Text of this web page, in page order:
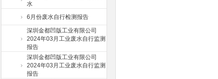
水
6月份废水自行检测报告
深圳金都凹版工业有限公司
2024年03月工业废水自行监测
报告
深圳金都凹版工业有限公司
2024年03月工业废水自行监测
报告